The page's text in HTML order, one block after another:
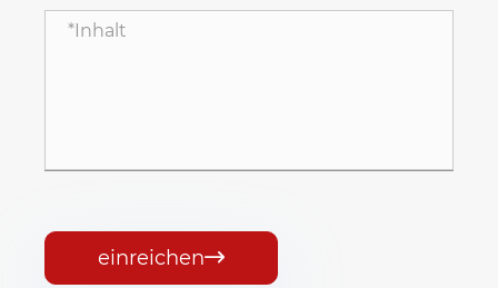
einreichen